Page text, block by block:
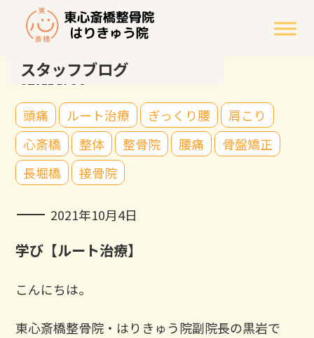
スタッフブログ
STAFF BLOG
頭痛 ルート治療 ぎっくり腰
肩こり
心斎橋
整体 整骨院 腰痛
骨盤矯正
長堀橋
接骨院
2021年10月4日
学び【ルート治療】
こんにちは。
東心斎橋整骨院・はりきゅう院副院長の黒岩で